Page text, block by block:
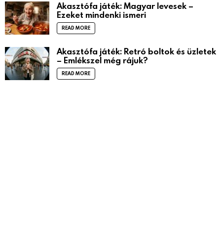
Akasztófa játék: Magyar levesek –
Ezeket mindenki ismeri
READ MORE
Akasztófa játék: Retró boltok és üzletek
– Emlékszel még rájuk?
READ MORE